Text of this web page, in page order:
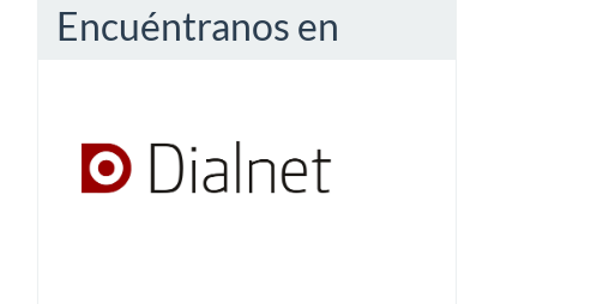
Encuéntranos en